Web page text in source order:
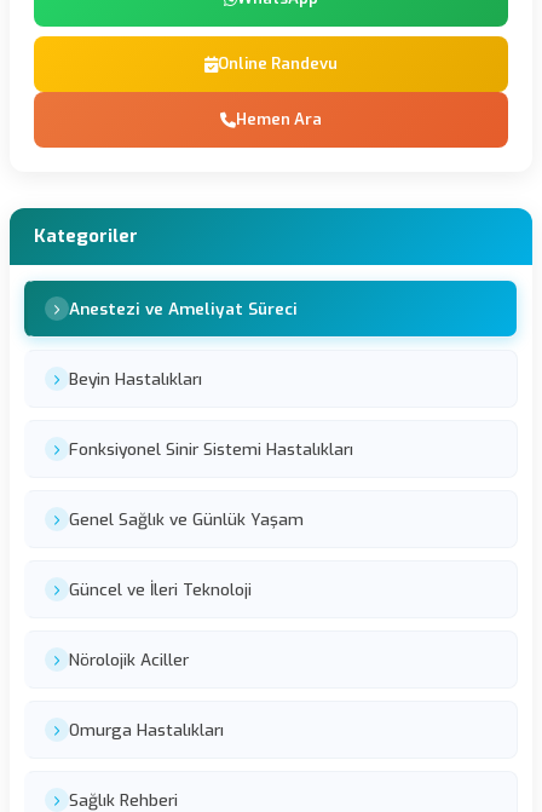
Online Randevu
Hemen Ara
Kategoriler
Anestezi ve Ameliyat Süreci
Beyin Hastalıkları
Fonksiyonel Sinir Sistemi Hastalıkları
Genel Sağlık ve Günlük Yaşam
Güncel ve İleri Teknoloji
Nörolojik Aciller
Omurga Hastalıkları
Sağlık Rehberi